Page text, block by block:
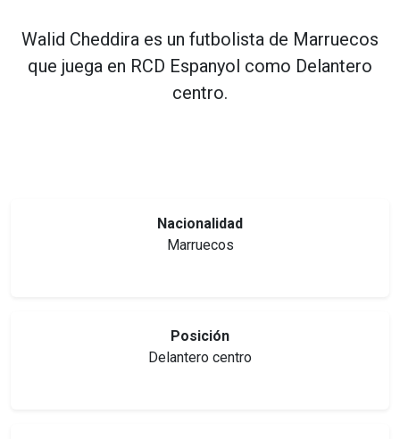
Walid Cheddira es un futbolista de Marruecos
que juega en RCD Espanyol como Delantero
centro.
Nacionalidad
Marruecos
Posición
Delantero centro